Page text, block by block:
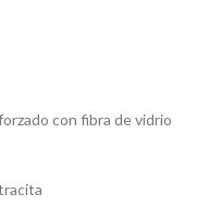
con fibra de vidrio